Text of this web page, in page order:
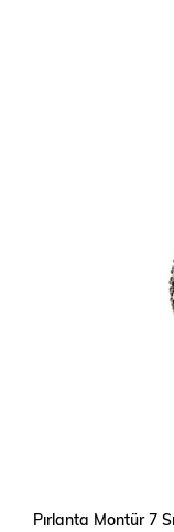
Pırlanta Montür 7